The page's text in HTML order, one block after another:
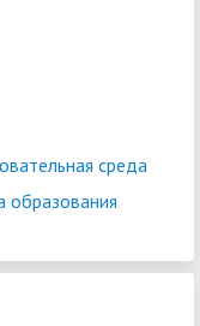
среда
образования